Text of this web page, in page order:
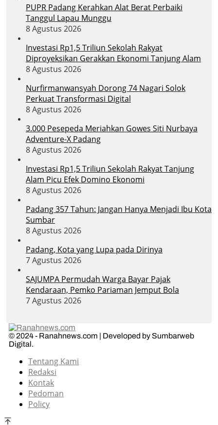
PUPR Padang Kerahkan Alat Berat Perbaiki
Tanggul Lapau Munggu
8 Agustus 2026
Investasi Rp1,5 Triliun Sekolah Rakyat
Diproyeksikan Gerakkan Ekonomi Tanjung Alam
8 Agustus 2026
Nurfirmanwansyah Dorong 74 Nagari Solok
Perkuat Transformasi Digital
8 Agustus 2026
3.000 Pesepeda Meriahkan Gowes Siti Nurbaya
Adventure-X Padang
8 Agustus 2026
Investasi Rp1,5 Triliun Sekolah Rakyat Tanjung
Alam Picu Efek Domino Ekonomi
8 Agustus 2026
Padang 357 Tahun: Jangan Hanya Menjadi Ibu Kota
Sumbar
8 Agustus 2026
Padang, Kota yang Lupa pada Dirinya
7 Agustus 2026
SAJUMPA Permudah Warga Bayar Pajak
Kendaraan, Pemko Pariaman Jemput Bola
7 Agustus 2026
© 2024 - Ranahnews.com | Developed by Sumbarweb
Digital.
Tentang Kami
Redaksi
Kontak
Pedoman
Policy